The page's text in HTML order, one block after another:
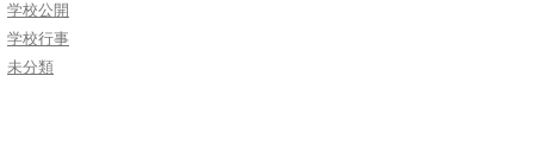
学校公開
学校行事
未分類